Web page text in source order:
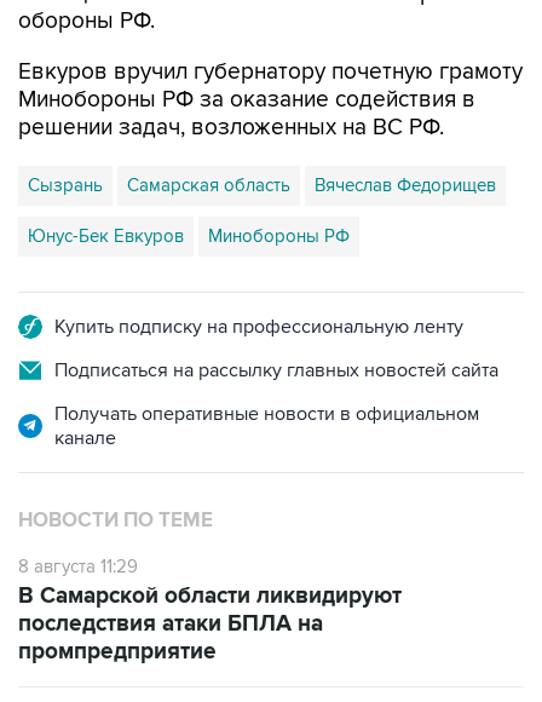
обороны РФ.
Евкуров вручил губернатору почетную грамоту
Минобороны РФ за оказание содействия в
решении задач, возложенных на ВС РФ.
Сызрань Самарская область Вячеслав Федорищев
Юнус-Бек Евкуров Минобороны РФ
Купить подписку на профессиональную ленту
Подписаться на рассылку главных новостей сайта
Получать оперативные новости в официальном
канале
НОВОСТИ ПО ТЕМЕ
8 августа 11:29
В Самарской области ликвидируют
последствия атаки БПЛА на
промпредприятие